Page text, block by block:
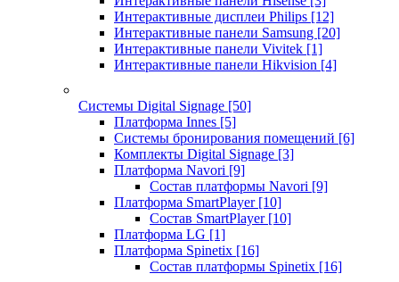
Интерактивные дисплеи Philips [12]
Интерактивные панели Samsung [20]
Интерактивные панели Vivitek [1]
Интерактивные панели Hikvision [4]
Системы Digital Signage [50]
Платформа Innes [5]
Системы бронирования помещений [6]
Комплекты Digital Signage [3]
Платформа Navori [9]
Состав платформы Navori [9]
Платформа SmartPlayer [10]
Состав SmartPlayer [10]
Платформа LG [1]
Платформа Spinetix [16]
Состав платформы Spinetix [16]